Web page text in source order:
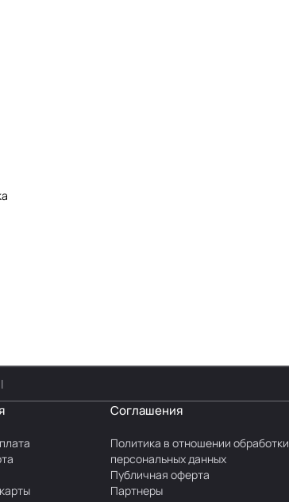
Соглашения
Политика в отношении обработки
персональных данных
Публичная оферта
Партнеры